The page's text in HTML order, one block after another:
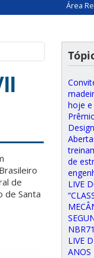
Área
de
de Santa
hoje e
de
LIVE
LIVE
ANOS